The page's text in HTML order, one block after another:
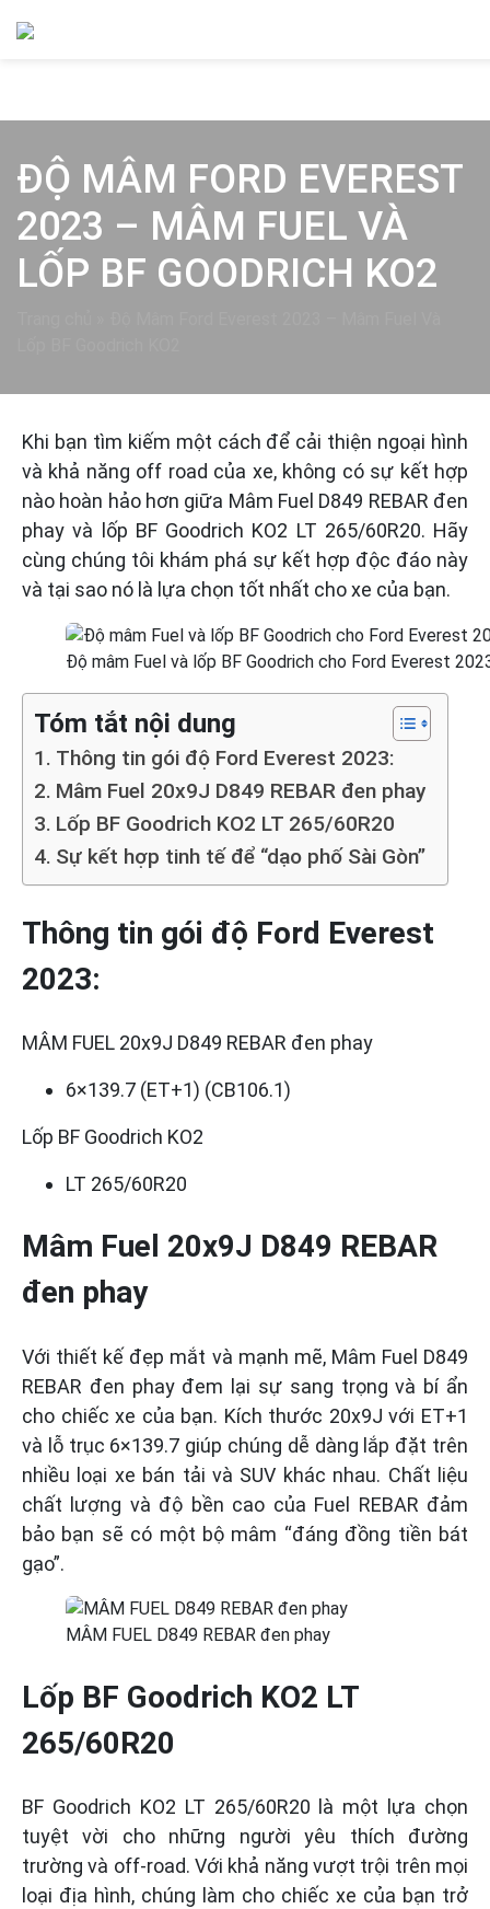
ĐỘ MÂM FORD EVEREST
2023 – MÂM FUEL VÀ
LỐP BF GOODRICH KO2
Khi bạn tìm kiếm một cách để cải thiện ngoại hình
và khả năng off road của xe, không có sự kết hợp
nào hoàn hảo hơn giữa Mâm Fuel D849 REBAR đen
phay và lốp BF Goodrich KO2 LT 265/60R20. Hãy
cùng chúng tôi khám phá sự kết hợp độc đáo này
và tại sao nó là lựa chọn tốt nhất cho xe của bạn.
Độ mâm Fuel và lốp BF Goodrich cho Ford Everest
Tóm tắt nội dung
Thông tin gói độ Ford Everest 2023:
Mâm Fuel 20x9J D849 REBAR đen phay
Lốp BF Goodrich KO2 LT 265/60R20
Sự kết hợp tinh tế để “dạo phố Sài Gòn”
Thông tin gói độ Ford Everest
2023:
MÂM FUEL 20x9J D849 REBAR đen phay
6×139.7 (ET+1) (CB106.1)
Lốp BF Goodrich KO2
LT 265/60R20
Mâm Fuel 20x9J D849 REBAR
đen phay
Với thiết kế đẹp mắt và mạnh mẽ, Mâm Fuel D849
REBAR đen phay đem lại sự sang trọng và bí ẩn
cho chiếc xe của bạn. Kích thước 20x9J với ET+1
và lỗ trục 6×139.7 giúp chúng dễ dàng lắp đặt trên
nhiều loại xe bán tải và SUV khác nhau. Chất liệu
chất lượng và độ bền cao của Fuel REBAR đảm
bảo bạn sẽ có một bộ mâm “đáng đồng tiền bát
gạo”.
MÂM FUEL D849 REBAR đen phay
Lốp BF Goodrich KO2 LT
265/60R20
BF Goodrich KO2 LT 265/60R20 là một lựa chọn
tuyệt vời cho những người yêu thích đường
trường và off-road. Với khả năng vượt trội trên mọi
loại địa hình, chúng làm cho chiếc xe của bạn trở